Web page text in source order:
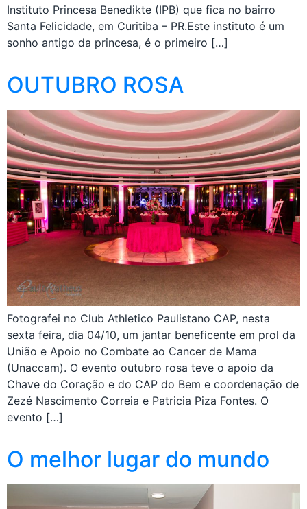
Instituto Princesa Benedikte (IPB) que fica no bairro
Santa Felicidade, em Curitiba – PR.Este instituto é um
sonho antigo da princesa, é o primeiro […]
OUTUBRO ROSA
Fotografei no Club Athletico Paulistano CAP, nesta
sexta feira, dia 04/10, um jantar beneficente em prol da
União e Apoio no Combate ao Cancer de Mama
(Unaccam). O evento outubro rosa teve o apoio da
Chave do Coração e do CAP do Bem e coordenação de
Zezé Nascimento Correia e Patricia Piza Fontes. O
evento […]
O melhor lugar do mundo